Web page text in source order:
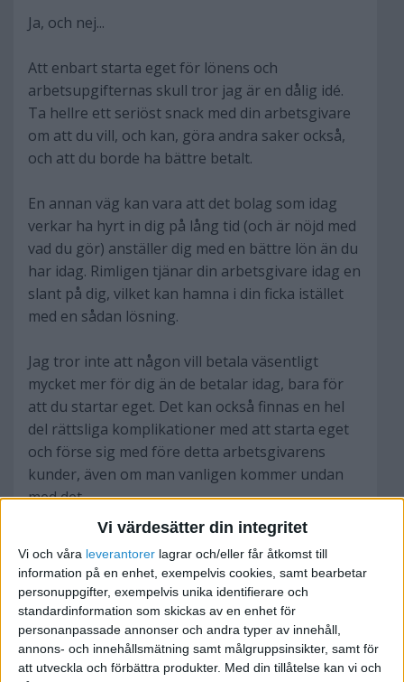
Vi värdesätter din integritet
Vi och våra leverantorer lagrar och/eller får åtkomst till
information på en enhet, exempelvis cookies, samt bearbetar
personuppgifter, exempelvis unika identifierare och
standardinformation som skickas av en enhet för
personanpassade annonser och andra typer av innehåll,
annons- och innehållsmätning samt målgruppsinsikter, samt för
att utveckla och förbättra produkter. Med din tillåtelse kan vi och
Ja, och nej...
Att enbart starta eget för lönens och
arbetsupgifternas skull tror jag är en dålig idé.
Ta hellre ett seriöst snack med din arbetsgivare
om att du vill, och kan, göra andra saker också,
och att du borde ha bättre betalt.
En annan väg kan vara att det bolag som idag
verkar ha hyrt in dig på lång tid (och är nöjd med
vad du gör) anställer dig med en bättre lön än du
har idag. Rimligen tjänar din arbetsgivare idag en
slant på dig, vilket kan hamna i din ficka istället
med en sådan lösning.
Jag tror inte att någon vill betala väsentligt
mycket mer för dig än de betalar idag, bara för
att du startar eget. Det kan också finnas en hel
del rättsliga komplikationer med att starta eget
och förse sig med före detta arbetsgivarens
kunder, även om man vanligen kommer undan
med det.
Skall vi sedan vara ärliga är det lätt att glömma
bort när man räknar på lön att man som anställd
har saker som semesterlön, avtalspension,
försäkringar, uppsägningstider, "rätt" att vara
sjuk, "rätt" att vara föräldraledig och annat som
man som egen har lätt att glömma bort eller
praktiskt inte kan ta del av.